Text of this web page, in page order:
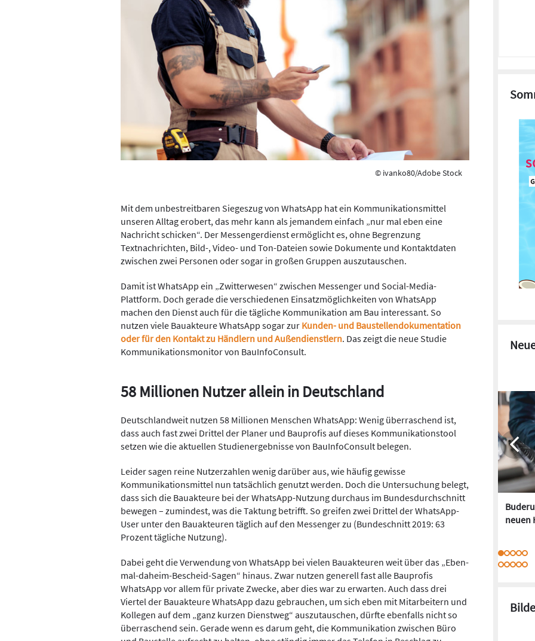
© ivanko80/Adobe Stock
Mit dem unbestreitbaren Siegeszug von WhatsApp hat ein Kommunikationsmittel
unseren Alltag erobert, das mehr kann als jemandem einfach „nur mal eben eine
Nachricht schicken“. Der Messengerdienst ermöglicht es, ohne Begrenzung
Textnachrichten, Bild-, Video- und Ton-Dateien sowie Dokumente und Kontaktdaten
zwischen zwei Personen oder sogar in großen Gruppen auszutauschen.
Damit ist WhatsApp ein „Zwitterwesen“ zwischen Messenger und Social-Media-
Plattform. Doch gerade die verschiedenen Einsatzmöglichkeiten von WhatsApp
machen den Dienst auch für die tägliche Kommunikation am Bau interessant. So
nutzen viele Bauakteure WhatsApp sogar zur Kunden- und Baustellendokumentation
oder für den Kontakt zu Händlern und Außendienstlern. Das zeigt die neue Studie
Kommunikationsmonitor von BauInfoConsult.
58 Millionen Nutzer allein in Deutschland
Deutschlandweit nutzen 58 Millionen Menschen WhatsApp: Wenig überraschend ist,
dass auch fast zwei Drittel der Planer und Bauprofis auf dieses Kommunikationstool
setzen wie die aktuellen Studienergebnisse von BauInfoConsult belegen.
Leider sagen reine Nutzerzahlen wenig darüber aus, wie häufig gewisse
Kommunikationsmittel nun tatsächlich genutzt werden. Doch die Untersuchung belegt,
dass sich die Bauakteure bei der WhatsApp-Nutzung durchaus im Bundesdurchschnitt
bewegen – zumindest, was die Taktung betrifft. So greifen zwei Drittel der WhatsApp-
User unter den Bauakteuren täglich auf den Messenger zu (Bundeschnitt 2019: 63
Prozent tägliche Nutzung).
Dabei geht die Verwendung von WhatsApp bei vielen Bauakteuren weit über das „Eben-
mal-daheim-Bescheid-Sagen“ hinaus. Zwar nutzen generell fast alle Bauprofis
WhatsApp vor allem für private Zwecke, aber dies war zu erwarten. Auch dass drei
Viertel der Bauakteure WhatsApp dazu gebrauchen, um sich eben mit Mitarbeitern und
Kollegen auf dem „ganz kurzen Dienstweg“ auszutauschen, dürfte ebenfalls nicht so
überraschend sein. Gerade wenn es darum geht, die Kommunikation zwischen Büro
neuen